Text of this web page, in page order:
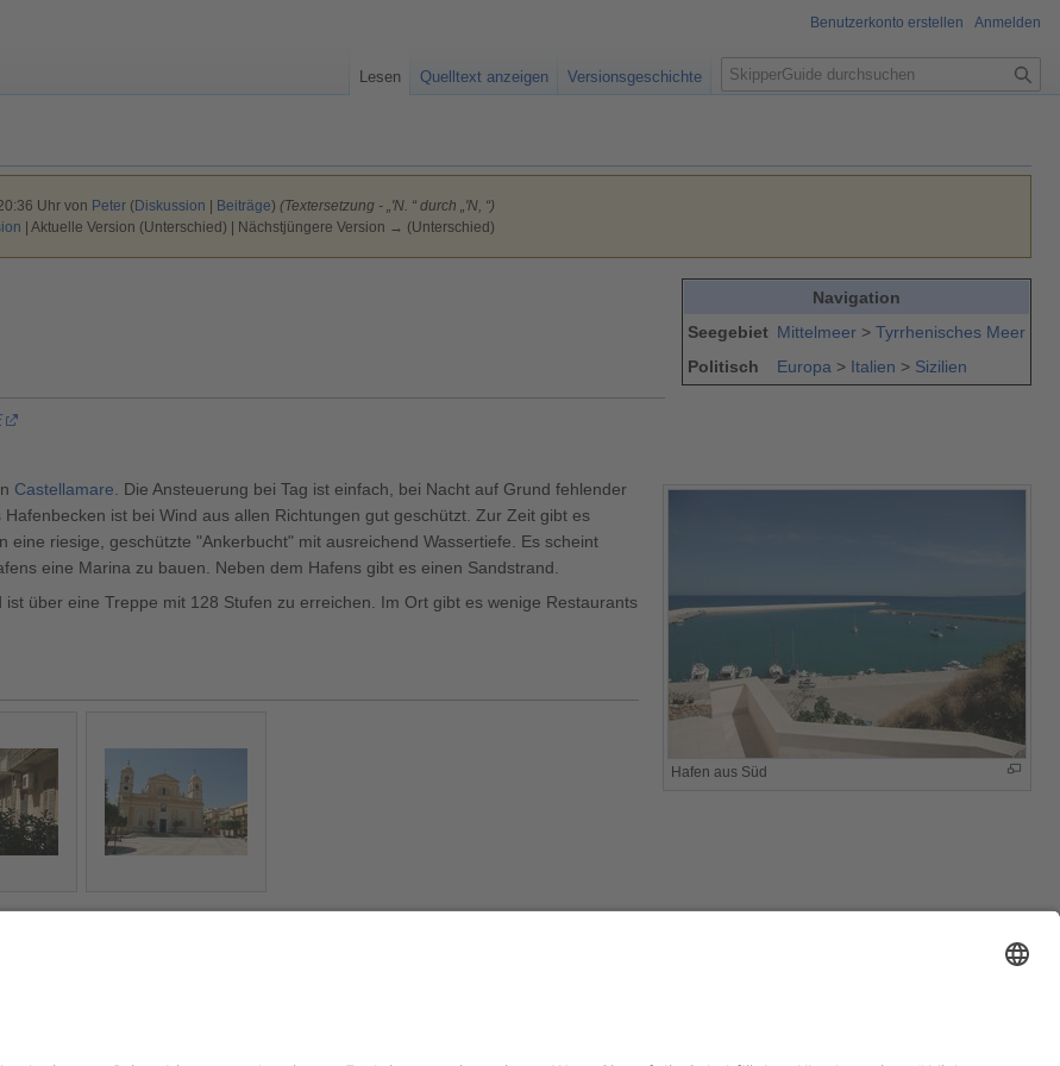
Uhr von Peter (Diskussion Beiträge) (Textersetzung - „'N. “ durch „'N, “)
| Aktuelle Version (Unterschied) | Nächstjüngere Version → (Unterschied)
Navigation
Seegebiet Mittelmeer > Tyrrhenisches Meer
Politisch
Europa > Italien > Sizilien
Hafen aus Süd
Castellamare . Die Ansteuerung bei Tag ist einfach, bei Nacht auf Grund fehlender
ist bei Wind aus allen Richtungen gut geschützt. Zur Zeit gibt es
eine riesige, geschützte "Ankerbucht" mit ausreichend Wassertiefe. Es scheint
eine Marina zu bauen. Neben dem Hafens gibt es einen Sandstrand.
über eine Treppe mit 128 Stufen zu erreichen. Im Ort gibt es wenige Restaurants
Benutzerkonto erstellen Anmelden
Lesen Quelltext anzeigen Versionsgeschichte
S
u
e